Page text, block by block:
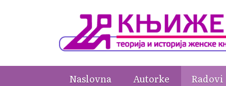
Naslovna Autorke Radovi